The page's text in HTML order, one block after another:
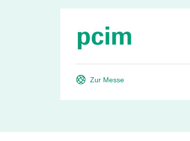
Zur Messe